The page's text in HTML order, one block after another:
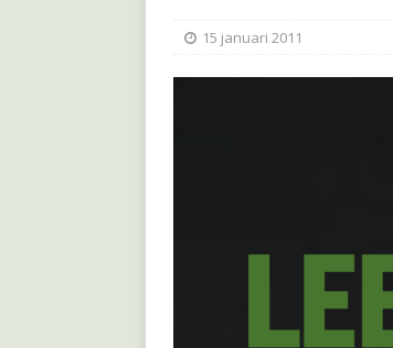
15 januari 2011